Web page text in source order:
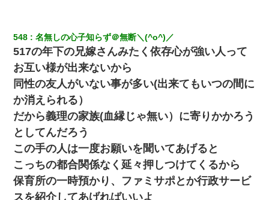
548 名無しの心子知らず＠無断＼(^o^)／
517の年下の兄嫁さんみたく依存心が強い人って
お互い様が出来ないから
同性の友人がいない事が多い(出来てもいつの間に
か消えられる）
だから義理の家族(血縁じゃ無い）に寄りかかろう
としてんだろう
この手の人は一度お願いを聞いてあげると
こっちの都合関係なく延々押しつけてくるから
保育所の一時預かり、ファミサポとか行政サービ
スを紹介してあげればいいよ